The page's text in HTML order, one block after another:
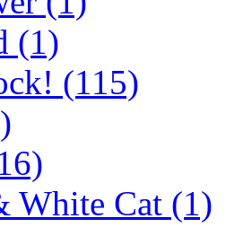
(1)
(115)
White Cat (1)